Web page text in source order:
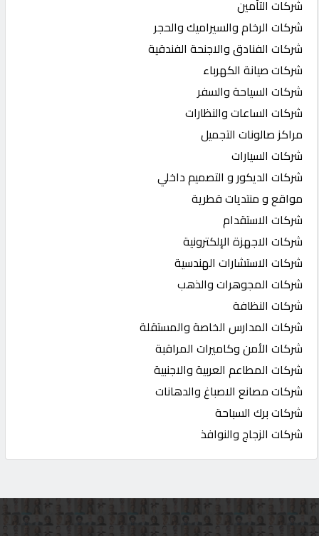
شركات التأمين
شركات الرخام والسيراميك والحجر
شركات الفنادق والاجنحة الفندقية
شركات صيانة الكهرباء
شركات السياحة والسفر
شركات الساعات والنظارات
مراكز صالونات التجميل
شركات السيارات
شركات الديكور و التصميم داخلي
مواقع و منتديات قطرية
شركات الاستقدام
شركات الاجهزة الإلكترونية
شركات الاستشارات الهندسية
شركات المجوهرات والذهب
شركات النظافة
شركات المدارس الخاصة والمستقلة
شركات الأمن وكاميرات المراقبة
شركات المطاعم العربية والاجنبية
شركات مصانع الاصباغ والدهانات
شركات برك السباحة
شركات الزجاج والنوافذ